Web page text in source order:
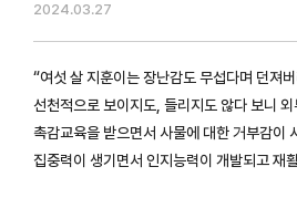
2024.03.27
“여섯 살 지훈이는 장난감도 무섭다며 던져
선천적으로 보이지도, 들리지도 않다 보니
촉감교육을 받으면서 사물에 대한 거부감이
집중력이 생기면서 인지능력이 개발되고 재